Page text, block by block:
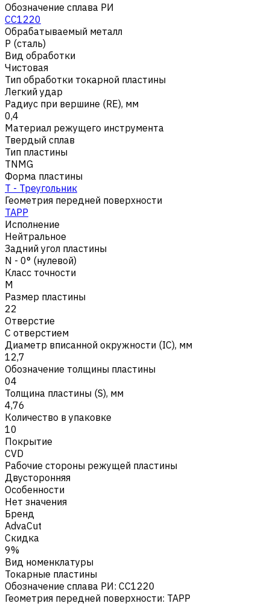
Обозначение сплава РИ
CC1220
Обрабатываемый металл
Р (сталь)
Вид обработки
Чистовая
Тип обработки токарной пластины
Легкий удар
Радиус при вершине (RE), мм
0,4
Материал режущего инструмента
Твердый сплав
Тип пластины
TNMG
Форма пластины
T - Треугольник
Геометрия передней поверхности
TAPP
Исполнение
Нейтральное
Задний угол пластины
N - 0° (нулевой)
Класс точности
M
Размер пластины
22
Отверстие
С отверстием
Диаметр вписанной окружности (IC), мм
12,7
Обозначение толщины пластины
04
Толщина пластины (S), мм
4,76
Количество в упаковке
10
Покрытие
CVD
Рабочие стороны режущей пластины
Двусторонняя
Особенности
Нет значения
Бренд
AdvaCut
Скидка
9%
Вид номенклатуры
Токарные пластины
Обозначение сплава РИ: CC1220
Геометрия передней поверхности: TAPP